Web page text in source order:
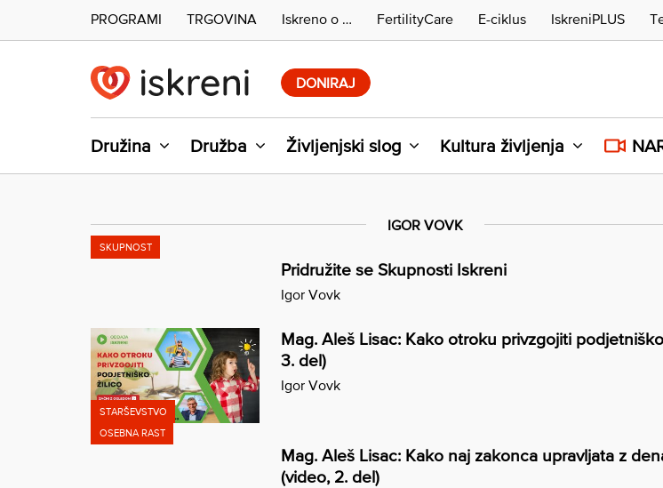
DONIRAJ
Družina Družba Življenjski slog Kultura življenja
PROGRAMI TRGOVINA Iskreno o … FertilityCare E-ciklus IskreniPLUS
IGOR VOVK
SKUPNOST
Pridružite se Skupnosti Iskreni
Igor Vovk
STARŠEVSTVO
Mag. Aleš Lisac: Kako otroku privzgojiti
3. del)
Igor Vovk
OSEBNA RAST
Mag. Aleš Lisac: Kako naj zakonca upravljata z
(video, 2. del)